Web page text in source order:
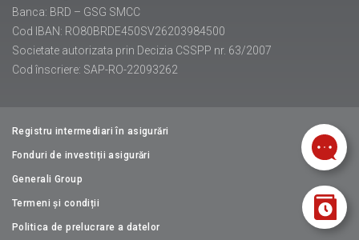
Banca: BRD – GSG SMCC
Cod IBAN: RO80BRDE450SV26203984500
Societate autorizata prin Decizia CSSPP nr. 63/2007
Cod înscriere: SAP-RO-22093262
Registru intermediari în asigurări
Fonduri de investiții asigurări
Generali Group
Termeni și condiții
Politica de prelucrare a datelor